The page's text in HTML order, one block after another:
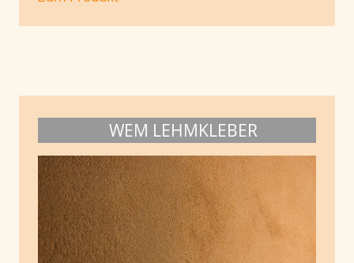
WEM LEHMKLEBER